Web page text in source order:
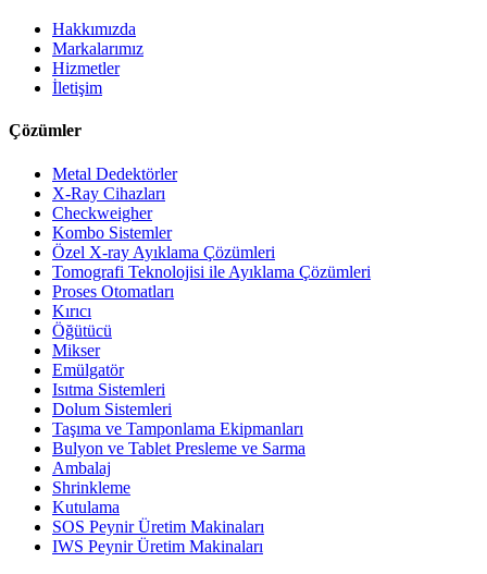
Hakkımızda
Markalarımız
Hizmetler
İletişim
Çözümler
Metal Dedektörler
X-Ray Cihazları
Checkweigher
Kombo Sistemler
Özel X-ray Ayıklama Çözümleri
Tomografi Teknolojisi ile Ayıklama Çözümleri
Proses Otomatları
Kırıcı
Öğütücü
Mikser
Emülgatör
Isıtma Sistemleri
Dolum Sistemleri
Taşıma ve Tamponlama Ekipmanları
Bulyon ve Tablet Presleme ve Sarma
Ambalaj
Shrinkleme
Kutulama
SOS Peynir Üretim Makinaları
IWS Peynir Üretim Makinaları